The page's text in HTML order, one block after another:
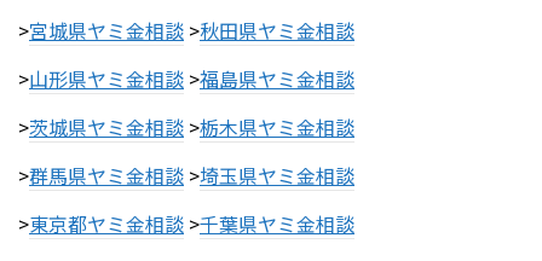
>宮城県ヤミ金相談 >秋田県ヤミ金相談
>山形県ヤミ金相談 >福島県ヤミ金相談
>茨城県ヤミ金相談 >栃木県ヤミ金相談
>群馬県ヤミ金相談 >埼玉県ヤミ金相談
>東京都ヤミ金相談 >千葉県ヤミ金相談